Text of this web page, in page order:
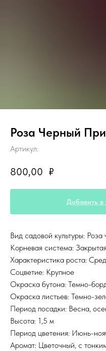
Роза Черный
Артикул:
800,00 ₽
Добавить в
Вид садовой культуры:
Корневая система: Закрытая
Характеристика роста:
Соцветие: Крупное
Окраска бутона: Темно-
Окраска листьев: Темно-
Период посадки: Весна,
Высота: 1,5 м
Период цветения: Июнь-
Аромат: Цветочный, с